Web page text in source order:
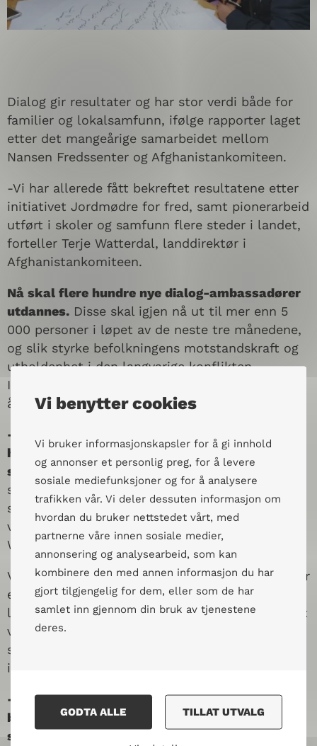
Vi benytter cookies
Vi bruker informasjonskapsler for å gi innhold
og annonser et personlig preg, for å levere
sosiale mediefunksjoner og for å analysere
trafikken vår. Vi deler dessuten informasjon om
hvordan du bruker nettstedet vårt, med
partnerne våre innen sosiale medier,
annonsering og analysearbeid, som kan
kombinere den med annen informasjon du har
gjort tilgjengelig for dem, eller som de har
samlet inn gjennom din bruk av tjenestene
deres.
GODTA ALLE TILLAT UTVALG
Dialog gir resultater og har stor verdi både for
familier og lokalsamfunn, ifølge rapporter laget
etter det mangeårige samarbeidet mellom
Nansen Fredssenter og Afghanistankomiteen.
-Vi har allerede fått bekreftet resultatene etter
initiativet Jordmødre for fred, samt pionerarbeid
utført i skoler og samfunn flere steder i landet,
forteller Terje Watterdal, landdirektør i
Afghanistankomiteen.
Nå skal flere hundre nye dialog-ambassadører
utdannes. Disse skal igjen nå ut til mer enn 5
000 personer i løpet av de neste tre månedene,
og slik styrke befolkningens motstandskraft og
utholdenhet i den langvarige konflikten.
Innbyggerne i Afghanistan har levd med krig i 40
år.
-Krigen og konfliktene har svekket limet som
holder afghanske familier og samfunn
sammen.
Vi bruker dialog til å gjenoppbygge
solidaritet i samfunnet, fordi empati og
solidaritet er forutsetninger for å kunne skape
varig fred og en god utvikling, forklarer Terje
Watterdal.
Vold i nære relasjoner, tvangsekteskap og trusler
er blant utfordringene mennesker i Afghanistan
lever med, i tillegg til konflikter om land og rent
vann. Folket blir rammet av at institusjonene
som skal opprettholde lov og orden er svake og
ikke fungerer godt nok.
-Folk lever i konstant frykt for når neste
bombe går av, eller når neste voldshandling
skjer.